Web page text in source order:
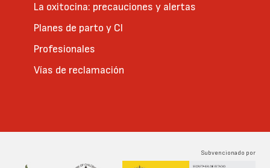
La oxitocina: precauciones y alertas
Planes de parto y CI
Profesionales
Vías de reclamación
Subvencionado por